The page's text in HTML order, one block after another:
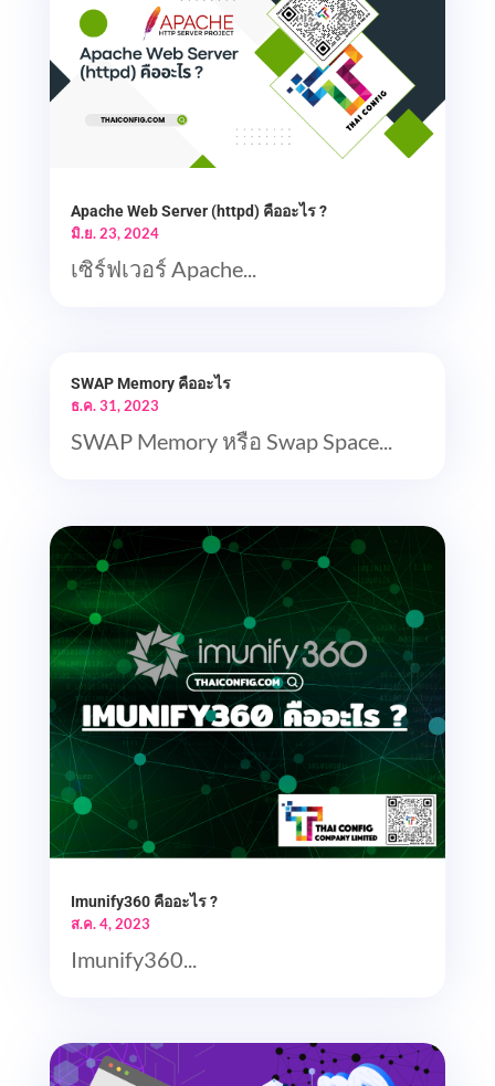
Apache Web Server (httpd) คืออะไร ?
มิ.ย. 23, 2024
เซิร์ฟเวอร์ Apache...
SWAP Memory คืออะไร
ธ.ค. 31, 2023
SWAP Memory หรือ Swap Space...
Imunify360 คืออะไร ?
ส.ค. 4, 2023
Imunify360...